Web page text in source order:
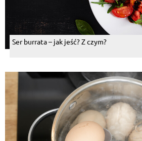
Ser burrata – jak jeść? Z czym?